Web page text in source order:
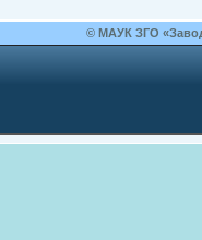
© МАУК ЗГО